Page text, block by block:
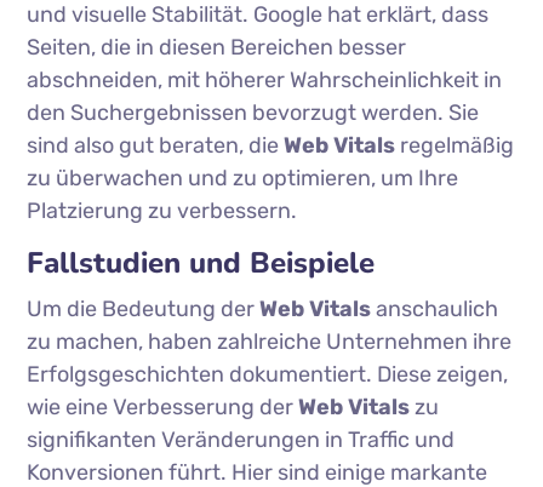
und visuelle Stabilität. Google hat erklärt, dass
Seiten, die in diesen Bereichen besser
abschneiden, mit höherer Wahrscheinlichkeit in
den Suchergebnissen bevorzugt werden. Sie
sind also gut beraten, dieWeb Vitals regelmäßig
zu überwachen und zu optimieren, um Ihre
Platzierung zu verbessern.
Fallstudien und Beispiele
Um die Bedeutung derWeb Vitalsanschaulich
zu machen, haben zahlreiche Unternehmen ihre
Erfolgsgeschichten dokumentiert. Diese zeigen,
wie eine Verbesserung derWeb Vitalszu
signifikanten Veränderungen in Traffic und
Konversionen führt. Hier sind einige markante